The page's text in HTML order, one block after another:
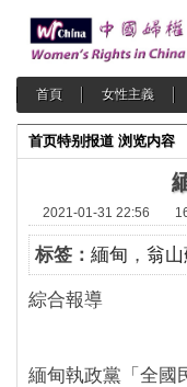
首頁 女性主義
首页特别报道 浏览内容
2021-01-31 22:56
标签： 緬甸 ， 翁
綜合
緬甸執政黨「全國